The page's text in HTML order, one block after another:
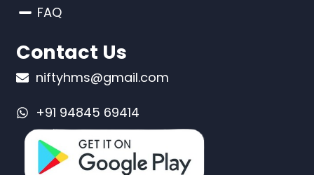
FAQ
Contact Us
niftyhms@gmail.com
+91 94845 69414